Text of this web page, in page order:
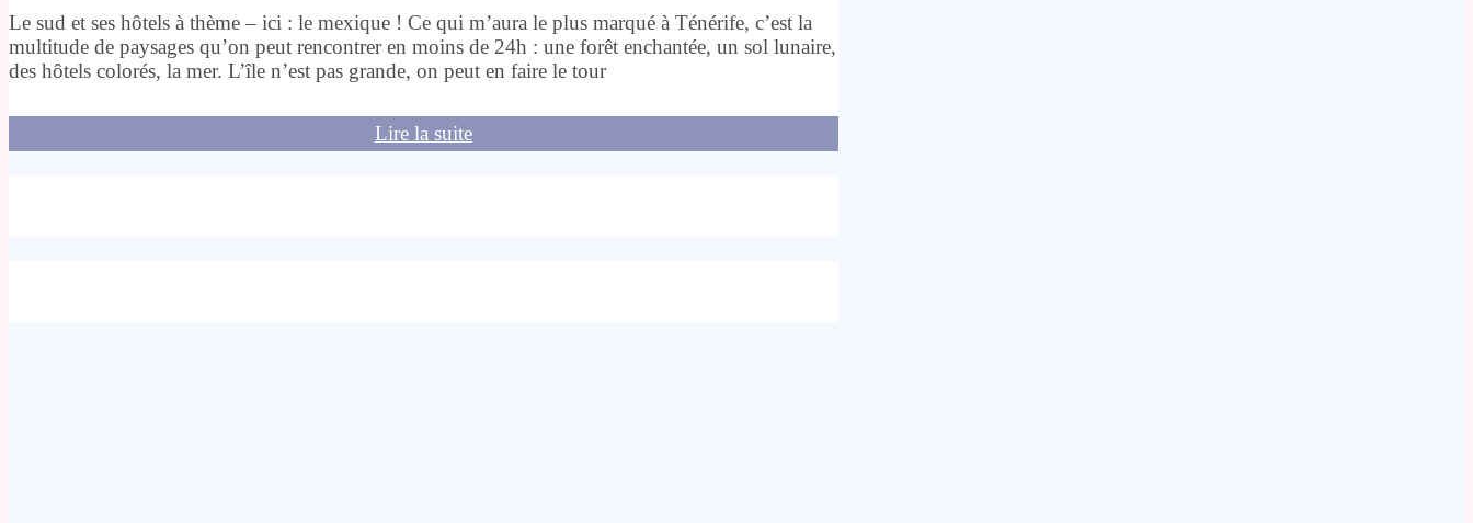
Le sud et ses hôtels à thème – ici : le mexique ! Ce qui m’aura le plus marqué à Ténérife, c’est la
multitude de paysages qu’on peut rencontrer en moins de 24h : une forêt enchantée, un sol lunaire,
des hôtels colorés, la mer. L’île n’est pas grande, on peut en faire le tour
Lire la suite